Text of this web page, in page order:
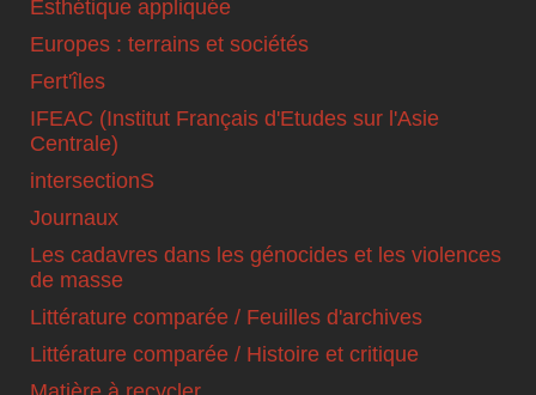
Esthétique appliquée
Europes : terrains et sociétés
Fert'îles
IFEAC (Institut Français d'Etudes sur l'Asie
Centrale)
intersectionS
Journaux
Les cadavres dans les génocides et les violences
de masse
Littérature comparée / Feuilles d'archives
Littérature comparée / Histoire et critique